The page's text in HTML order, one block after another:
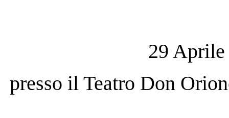
29 Aprile
presso il Teatro Don